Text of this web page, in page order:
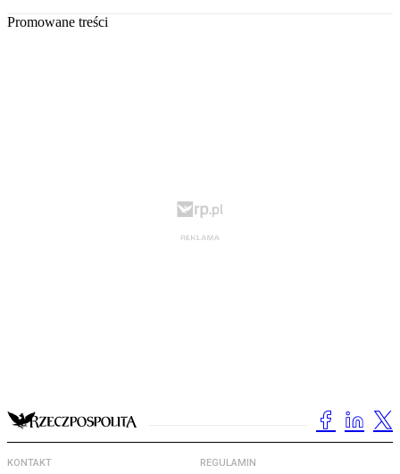
Promowane treści
KONTAKT REGULAMIN